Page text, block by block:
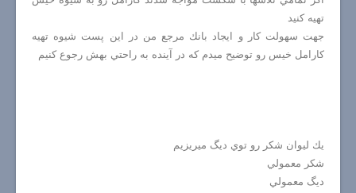
تهيه كنيد
جهت سهولت كار و ايجاد بانك مرجع من در اين پست شيوه تهيه
كارامل خيس رو توضيح ميدم كه در آينده به راحتي بهش رجوع كنيم
يك ليوان شكر رو توي ديگ ميريزيم
شكر معمولي
ديگ معمولي